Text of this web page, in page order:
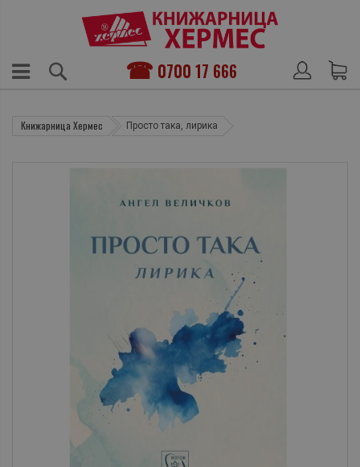
0700 17 666
Книжарница Хермес Просто така, лирика